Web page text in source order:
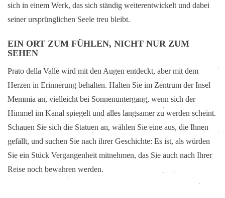
sich in einem Werk, das sich ständig weiterentwickelt und dabei
seiner ursprünglichen Seele treu bleibt.
EIN ORT ZUM FÜHLEN, NICHT NUR ZUM
SEHEN
Prato della Valle wird mit den Augen entdeckt, aber mit dem
Herzen in Erinnerung behalten. Halten Sie im Zentrum der Insel
Memmia an, vielleicht bei Sonnenuntergang, wenn sich der
Himmel im Kanal spiegelt und alles langsamer zu werden scheint.
Schauen Sie sich die Statuen an, wählen Sie eine aus, die Ihnen
gefällt, und suchen Sie nach ihrer Geschichte: Es ist, als würden
Sie ein Stück Vergangenheit mitnehmen, das Sie auch nach Ihrer
Reise noch bewahren werden.